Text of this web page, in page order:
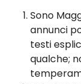
Sono
annunci
testi
qualche;